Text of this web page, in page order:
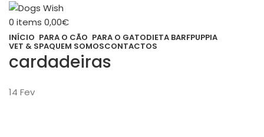
0 items 0,00€
INÍCIO PARA O CÃO PARA O GATODIETA BARFPUPPIA
VET & SPAQUEM SOMOSCONTACTOS
cardadeiras
14 Fev